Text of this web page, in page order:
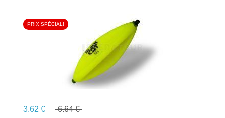
VOIR LE PRODUIT
PRIX SPÉCIAL!
3.62 € 6.64 €